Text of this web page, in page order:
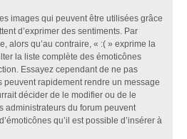
images qui peuvent être utilisées grâce
d’exprimer des sentiments. Par
alors qu’au contraire, « :( » exprime la
la liste complète des émoticônes
Essayez cependant de ne pas
peuvent rapidement rendre un message
décider de le modifier ou de le
administrateurs du forum peuvent
qu’il est possible d’insérer à